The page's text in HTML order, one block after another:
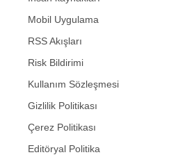
Mobil Uygulama
RSS Akışları
Risk Bildirimi
Kullanım Sözleşmesi
Gizlilik Politikası
Çerez Politikası
Editöryal Politika